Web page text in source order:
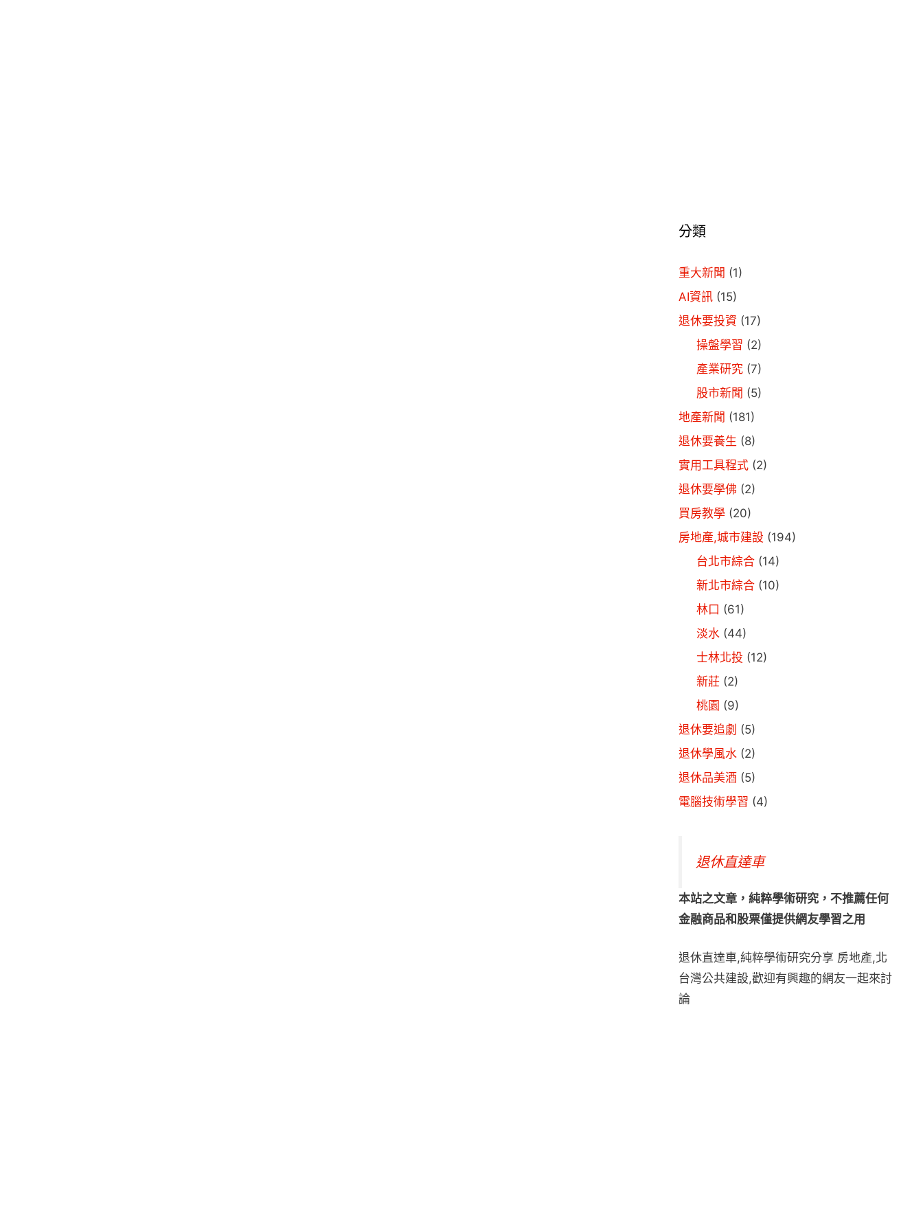
分類
重大新聞 (1)
AI資訊 (15)
退休要投資 (17)
操盤學習 (2)
產業研究(7)
股市新聞 (5)
地產新聞 (181)
退休要養生 (8)
實用工具程式 (2)
退休要學佛 (2)
買房教學 (20)
房地產,城市建設 (194)
台北市綜合(14)
新北市綜合(10)
林口 (61)
淡水(44)
士林北投 (12)
新莊(2)
桃園 (9)
退休要追劇 (5)
退休學風水 (2)
退休品美酒 (5)
電腦技術學習 (4)
退休直達車
本站之文章，純粹學術研究，不推薦任何
金融商品和股票僅提供網友學習之用
退休直達車,純粹學術研究分享 房地產,北
台灣公共建設,歡迎有興趣的網友一起來討
論